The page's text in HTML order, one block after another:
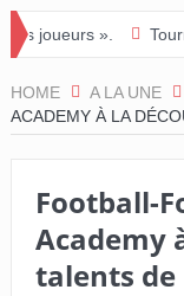
Tournoi national
HOME A LA UNE
ACADEMY À LA
Football-
Academy
talents de